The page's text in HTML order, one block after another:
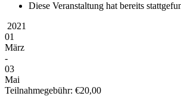
Diese Veranstaltung hat bereits
2021
01
März
-
03
Mai
Teilnahmegebühr: €20,00